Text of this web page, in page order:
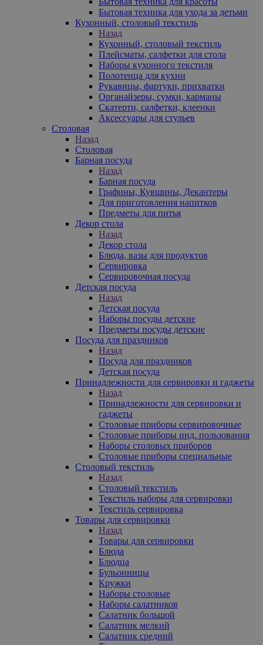
Бытовая техника для ухода за детьми
Кухонный, столовый текстиль
Назад
Кухонный, столовый текстиль
Плейсматы, салфетки для стола
Наборы кухонного текстиля
Полотенца для кухни
Рукавицы, фартуки, прихватки
Органайзеры, сумки, карманы
Скатерти, салфетки, клеенки
Аксессуары для стульев
Столовая
Назад
Столовая
Барная посуда
Назад
Барная посуда
Графины, Кувшины, Декантеры
Для приготовления напитков
Предметы для питья
Декор стола
Назад
Декор стола
Блюда, вазы для продуктов
Сервировка
Сервировочная посуда
Детская посуда
Назад
Детская посуда
Наборы посуды детские
Предметы посуды детские
Посуда для праздников
Назад
Посуда для праздников
Детская посуда
Принадлежности для сервировки и гаджеты
Назад
Принадлежности для сервировки и
гаджеты
Столовые приборы сервировочные
Столовые приборы инд. пользования
Наборы столовых приборов
Столовые приборы специальные
Столовый текстиль
Назад
Столовый текстиль
Текстиль наборы для сервировки
Текстиль сервировка
Товары для сервировки
Назад
Товары для сервировки
Блюда
Блюдца
Бульонницы
Кружки
Наборы столовые
Наборы салатников
Салатник большой
Салатник мелкий
Салатник средний